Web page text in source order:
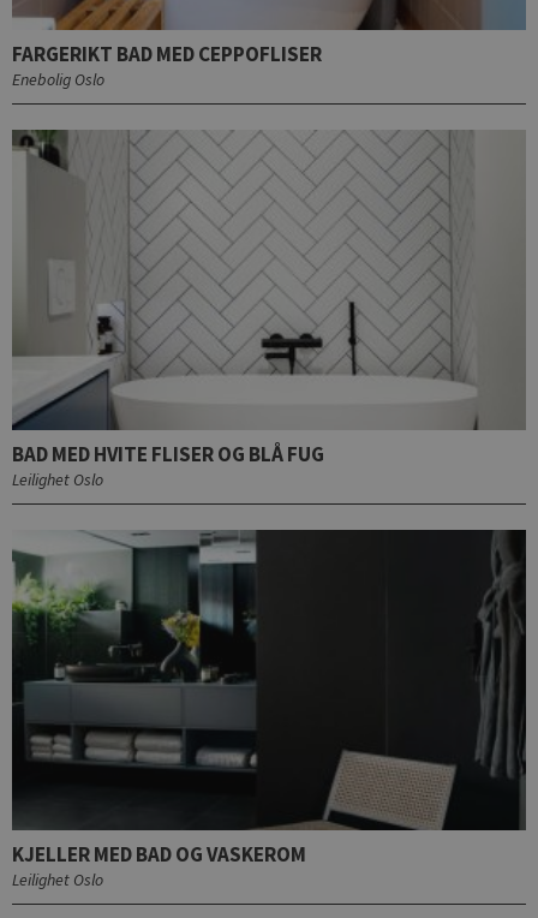
FARGERIKT BAD MED CEPPOFLISER
Enebolig Oslo
BAD MED HVITE FLISER OG BLÅ FUG
Leilighet Oslo
KJELLER MED BAD OG VASKEROM
Leilighet Oslo